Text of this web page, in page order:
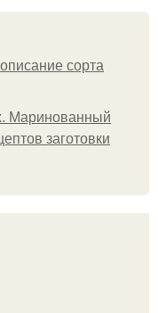
сорта
Маринованный
заготовки